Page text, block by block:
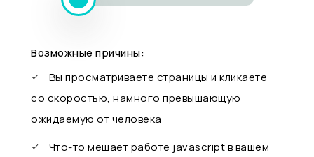
Возможные причины:
Вы просматриваете страницы и кликаете
со скоростью, намного превышающую
ожидаемую от человека
Что-то мешает работе javascript в вашем